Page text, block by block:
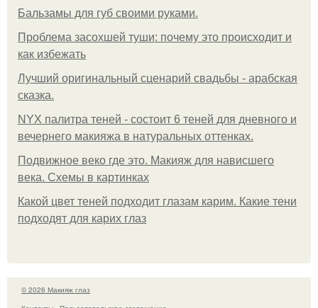
Бальзамы для губ своими руками.
Проблема засохшей туши: почему это происходит и
как избежать
Лучший оригинальный сценарий свадьбы - арабская
сказка.
NYX палитра теней - состоит 6 теней для дневного и
вечернего макияжа в натуральных оттенках.
Подвижное веко где это. Макияж для нависшего
века. Схемы в картинках
Какой цвет теней подходит глазам карим. Какие тени
подходят для карих глаз
© 2026 Макияж глаз